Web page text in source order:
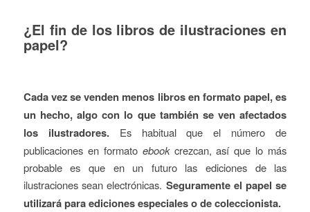
¿El fin de los libros de ilustraciones en
papel?
Cada vez se venden menos libros en formato papel, es
un hecho, algo con lo que también se ven afectados
los ilustradores.Es habitual que el número de
publicaciones en formato ebookcrezcan, así que lo más
probable es que en un futuro las ediciones de las
ilustraciones sean electrónicas. Seguramente el papel se
utilizará para ediciones especiales o de coleccionista.